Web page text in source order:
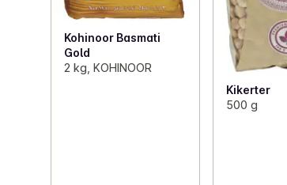
Kohinoor Basmati
Gold
2 kg, KOHINOOR
Kikerter
500 g